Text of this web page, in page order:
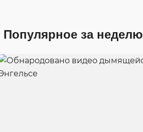
Популярное за неделю